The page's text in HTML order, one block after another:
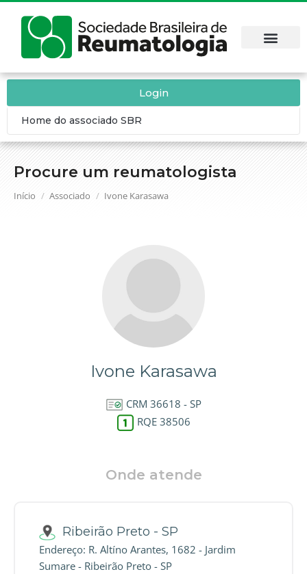
Procure um reumatologista
Você está aqui:
Início Associado Ivone Karasawa
Login
Home do associado SBR
Ivone Karasawa
CRM 36618 - SP
RQE 38506
Onde atende
Ribeirão Preto - SP
Endereço: R. Altíno Arantes, 1682 - Jardim
Sumare - Ribeirão Preto - SP